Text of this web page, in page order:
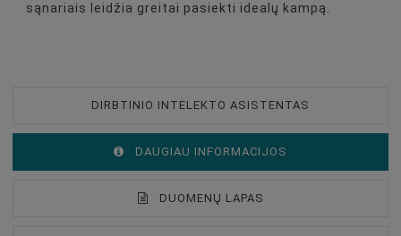
sąnariais leidžia greitai pasiekti idealų kampą.
DIRBTINIO INTELEKTO ASISTENTAS
DAUGIAU INFORMACIJOS
DUOMENŲ LAPAS